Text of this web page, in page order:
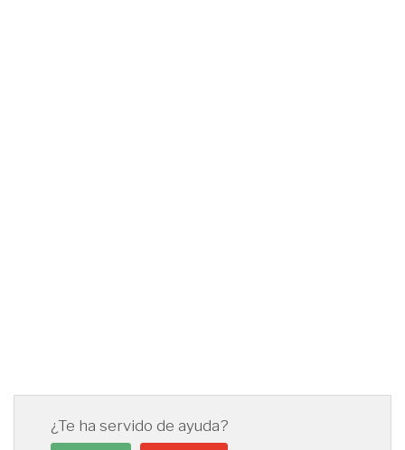
¿Te ha servido de ayuda?